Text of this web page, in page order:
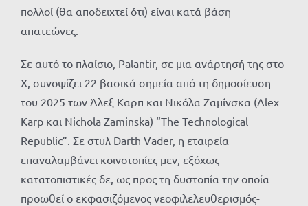
πολλοί (θα αποδειχτεί ότι) είναι κατά βάση
απατεώνες.
Σε αυτό το πλαίσιο, Palantir, σε μια ανάρτησή της στο
X, συνοψίζει 22 βασικά σημεία από τη δημοσίευση
του 2025 των Άλεξ Καρπ και Νικόλα Ζαμίνσκα (Alex
Karp και Nichola Zaminska) “The Technological
Republic”. Σε στυλ Darth Vader, η εταιρεία
επαναλαμβάνει κοινοτοπίες μεν, εξόχως
κατατοπιστικές δε, ως προς τη δυστοπία την οποία
προωθεί ο εκφασιζόμενος νεοφιλελευθερισμός-